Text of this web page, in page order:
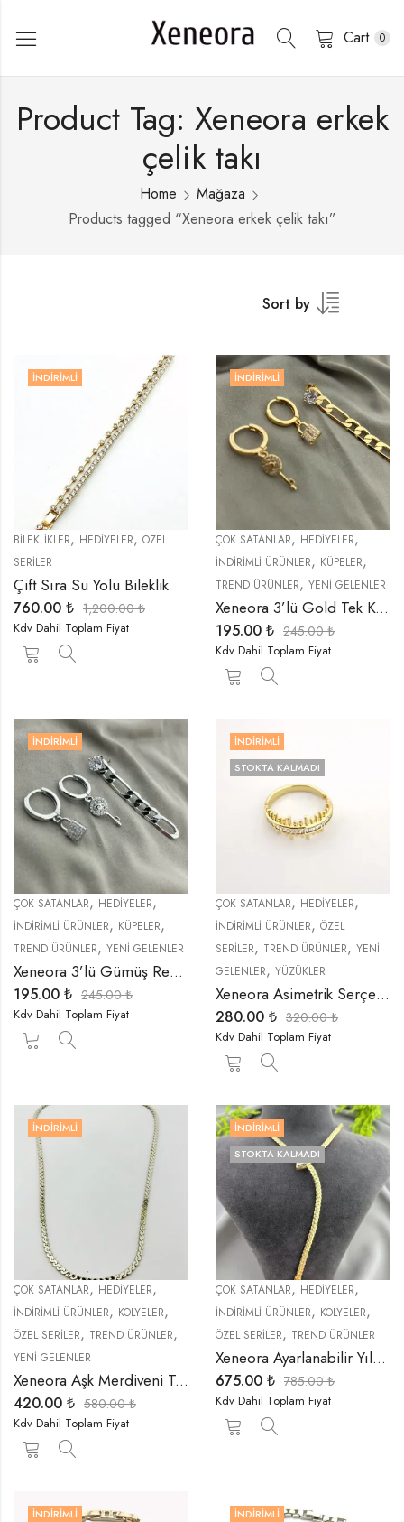
Cart 0
Product Tag: Xeneora erkek
çelik takı
Home
Mağaza
Products tagged “Xeneora erkek çelik takı”
Sort by
İNDIRIMLI
BİLEKLİKLER, HEDIYELER, ÖZEL
SERİLER
Çift Sıra Su Yolu Bileklik
760.00 ₺ 1,200.00₺
Kdv Dahil Toplam Fiyat
İNDIRIMLI
ÇOK SATANLAR, HEDIYELER,
İNDIRIMLI ÜRÜNLER, KÜPELER,
TREND ÜRÜNLER, YENI GELENLER
Xeneora 3’lü Gold Tek Kulak Küpe Seti
195.00 ₺ 245.00₺
Kdv Dahil Toplam Fiyat
İNDIRIMLI
ÇOK SATANLAR, HEDIYELER,
İNDIRIMLI ÜRÜNLER, KÜPELER,
TREND ÜRÜNLER, YENI GELENLER
Xeneora 3’lü Gümüş Renk Tek Kulak Küpe Seti
195.00 ₺ 245.00₺
Kdv Dahil Toplam Fiyat
İNDIRIMLI
STOKTA KALMADI
ÇOK SATANLAR, HEDIYELER,
İNDIRIMLI ÜRÜNLER, ÖZEL
SERİLER, TREND ÜRÜNLER, YENI
GELENLER, YÜZÜKLER
Xeneora Asimetrik Serçe Parmak Yüzüğü
280.00 ₺ 320.00₺
Kdv Dahil Toplam Fiyat
İNDIRIMLI
ÇOK SATANLAR, HEDIYELER,
İNDIRIMLI ÜRÜNLER, KOLYELER,
ÖZEL SERİLER, TREND ÜRÜNLER,
YENI GELENLER
Xeneora Aşk Merdiveni Tamamlayıcı Zincir Kolye
420.00 ₺ 580.00₺
Kdv Dahil Toplam Fiyat
İNDIRIMLI
STOKTA KALMADI
ÇOK SATANLAR, HEDIYELER,
İNDIRIMLI ÜRÜNLER, KOLYELER,
ÖZEL SERİLER, TREND ÜRÜNLER
Xeneora Ayarlanabilir Yılan Dekolte Gold Kolye
675.00 ₺ 785.00₺
Kdv Dahil Toplam Fiyat
İNDIRIMLI İNDIRIMLI